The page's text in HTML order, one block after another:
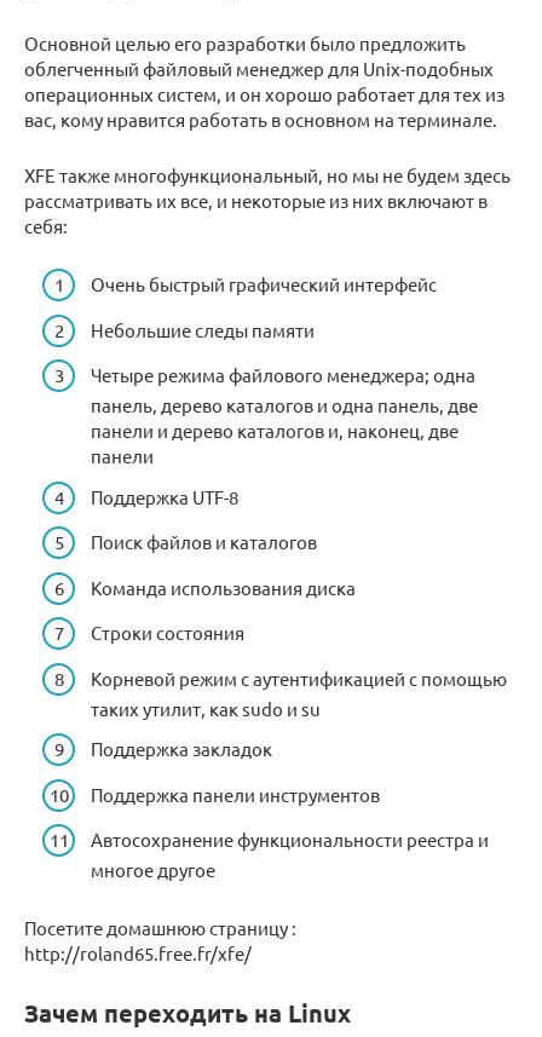
Основной целью его разработки было предложить
облегченный файловый менеджер для Unix-подобных
операционных систем, и он хорошо работает для тех из
вас, кому нравится работать в основном на терминале.
XFE также многофункциональный, но мы не будем здесь
рассматривать их все, и некоторые из них включают в
себя:
Очень быстрый графический интерфейс
Небольшие следы памяти
Четыре режима файлового менеджера; одна
панель, дерево каталогов и одна панель, две
панели и дерево каталогов и, наконец, две
панели
Поддержка UTF-8
Поиск файлов и каталогов
Команда использования диска
Строки состояния
Корневой режим с аутентификацией с помощью
таких утилит, как sudo и su
Поддержка закладок
Поддержка панели инструментов
Автосохранение функциональности реестра и
многое другое
Посетите домашнюю страницу :
http://roland65.free.fr/xfe/
Зачем переходить на Linux